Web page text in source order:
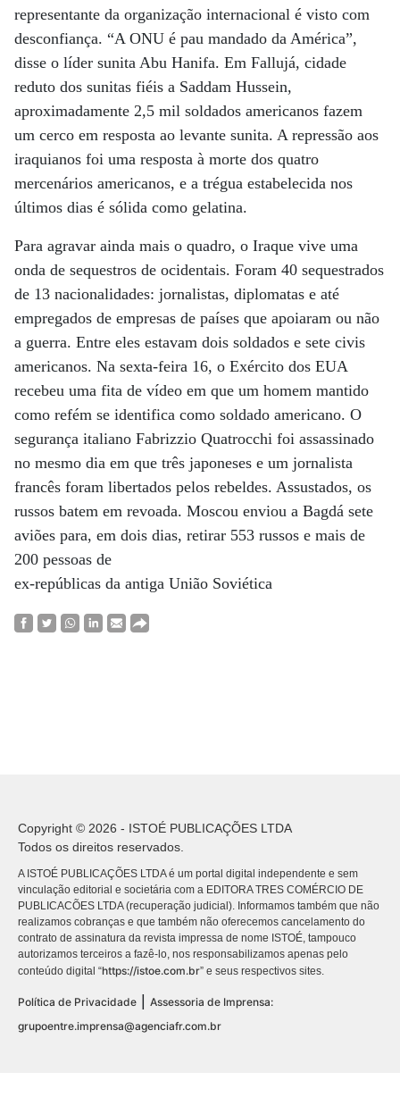
representante da organização internacional é visto com
desconfiança. “A ONU é pau mandado da América”,
disse o líder sunita Abu Hanifa. Em Fallujá, cidade
reduto dos sunitas fiéis a Saddam Hussein,
aproximadamente 2,5 mil soldados americanos fazem
um cerco em resposta ao levante sunita. A repressão aos
iraquianos foi uma resposta à morte dos quatro
mercenários americanos, e a trégua estabelecida nos
últimos dias é sólida como gelatina.
Para agravar ainda mais o quadro, o Iraque vive uma
onda de sequestros de ocidentais. Foram 40 sequestrados
de 13 nacionalidades: jornalistas, diplomatas e até
empregados de empresas de países que apoiaram ou não
a guerra. Entre eles estavam dois soldados e sete civis
americanos. Na sexta-feira 16, o Exército dos EUA
recebeu uma fita de vídeo em que um homem mantido
como refém se identifica como soldado americano. O
segurança italiano Fabrizzio Quatrocchi foi assassinado
no mesmo dia em que três japoneses e um jornalista
francês foram libertados pelos rebeldes. Assustados, os
russos batem em revoada. Moscou enviou a Bagdá sete
aviões para, em dois dias, retirar 553 russos e mais de
200 pessoas de
ex-repúblicas da antiga União Soviética
Copyright © 2026 - ISTOÉ PUBLICAÇÕES LTDA
Todos os direitos reservados.
A ISTOÉ PUBLICAÇÕES LTDA é um portal digital independente e sem
vinculação editorial e societária com a EDITORA TRES COMÉRCIO DE
PUBLICACÕES LTDA (recuperação judicial). Informamos também que não
realizamos cobranças e que também não oferecemos cancelamento do
contrato de assinatura da revista impressa de nome ISTOÉ, tampouco
autorizamos terceiros a fazê-lo, nos responsabilizamos apenas pelo
conteúdo digital “https://istoe.com.br” e seus respectivos sites.
Política de Privacidade | Assessoria de Imprensa:
grupoentre.imprensa@agenciafr.com.br